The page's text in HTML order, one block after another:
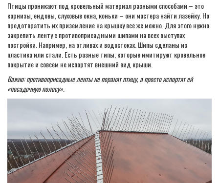
Птицы проникают под кровельный материал разными способами – это
карнизы, ендовы, слуховые окна, коньки – они мастера найти лазейку. Но
предотвратить их приземление на крышку все же можно. Для этого нужно
закрепить ленту с противоприсадными шипами на всех выступах
постройки. Например, на отливах и водостоках. Шипы сделаны из
пластика или стали. Есть разные типы, которые имитируют кровельное
покрытие и совсем не испортят внешний вид крыши.
Важно: противоприсадные ленты не поранят птицу, а просто испортят ей
«посадочную полосу».